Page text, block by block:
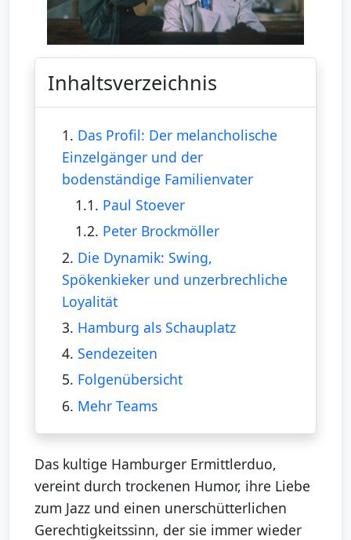
Inhaltsverzeichnis
1. Das Profil: Der melancholische
Einzelgänger und der
bodenständige Familienvater
1.1. Paul Stoever
1.2. Peter Brockmöller
2. Die Dynamik: Swing,
Spökenkieker und unzerbrechliche
Loyalität
3. Hamburg als Schauplatz
4. Sendezeiten
5. Folgenübersicht
6. Mehr Teams
Das kultige Hamburger Ermittlerduo,
vereint durch trockenen Humor, ihre Liebe
zum Jazz und einen unerschütterlichen
Gerechtigkeitssinn, der sie immer wieder